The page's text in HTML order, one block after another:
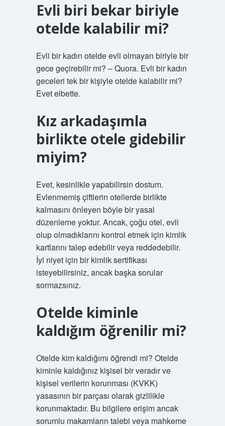
Evli biri bekar biriyle
otelde kalabilir mi?
Evli bir kadın otelde evli olmayan biriyle bir
gece geçirebilir mi? – Quora. Evli bir kadın
geceleri tek bir kişiyle otelde kalabilir mi?
Evet elbette.
Kız arkadaşımla
birlikte otele gidebilir
miyim?
Evet, kesinlikle yapabilirsin dostum.
Evlenmemiş çiftlerin otellerde birlikte
kalmasını önleyen böyle bir yasal
düzenleme yoktur. Ancak, çoğu otel, evli
olup olmadıklarını kontrol etmek için kimlik
kartlarını talep edebilir veya reddedebilir.
İyi niyet için bir kimlik sertifikası
isteyebilirsiniz, ancak başka sorular
sormazsınız.
Otelde kiminle
kaldığım öğrenilir mi?
Otelde kim kaldığımı öğrendi mi? Otelde
kiminle kaldığınız kişisel bir veradır ve
kişisel verilerin korunması (KVKK)
yasasının bir parçası olarak gizlilikle
korunmaktadır. Bu bilgilere erişim ancak
sorumlu makamların talebi veya mahkeme